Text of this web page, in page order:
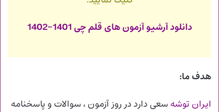
دانلود آرشیو آزمون های قلم چی 1401-1402
هدف ما:
ایران توشه سعی دارد در روز آزمون ، سوالات و پاسخنامه